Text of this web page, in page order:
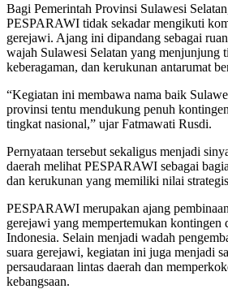
Bagi Pemerintah Provinsi Sulawesi
PESPARAWI tidak sekadar mengikuti
gerejawi. Ajang ini dipandang sebagai
wajah Sulawesi Selatan yang menjunjung
keberagaman, dan kerukunan antarumat
“Kegiatan ini membawa nama baik
provinsi tentu mendukung penuh
tingkat nasional,” ujar Fatmawati Rusdi.
Pernyataan tersebut sekaligus menjadi
daerah melihat PESPARAWI sebagai
dan kerukunan yang memiliki nilai
PESPARAWI merupakan ajang
gerejawi yang mempertemukan kontingen
Indonesia. Selain menjadi wadah
suara gerejawi, kegiatan ini juga menjadi
persaudaraan lintas daerah dan
kebangsaan.